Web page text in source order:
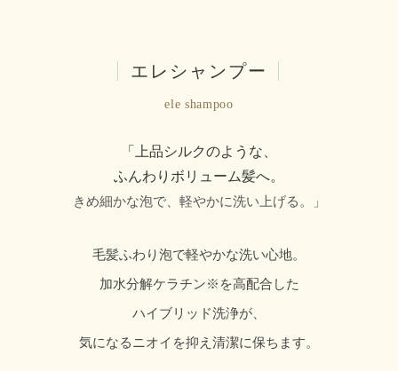
| エレシャンプー |
ele shampoo
「上品シルクのような、
ふんわりボリューム髪へ。
きめ細かな泡で、軽やかに洗い上げる。」
毛髪ふわり泡で軽やかな洗い心地。
加水分解ケラチン※を高配合した
ハイブリッド洗浄が、
気になるニオイを抑え清潔に保ちます。